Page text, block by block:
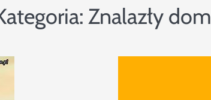
Znalazły dom